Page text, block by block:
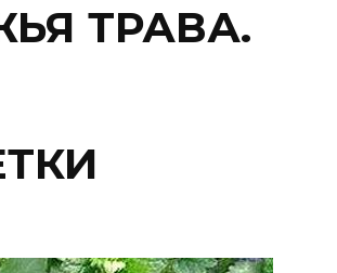
ТРАВА.